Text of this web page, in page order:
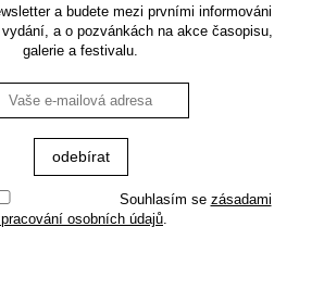
a budete mezi prvními informováni
a o pozvánkách na akce časopisu,
galerie a festivalu.
Souhlasím se zásadami
osobních údajů